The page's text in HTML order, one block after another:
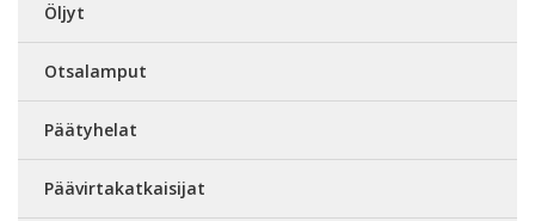
Öljyt
Otsalamput
Päätyhelat
Päävirtakatkaisijat